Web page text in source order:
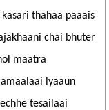
thahaa paaais
chai bhuter
maatra
lyaaun
tesailaai